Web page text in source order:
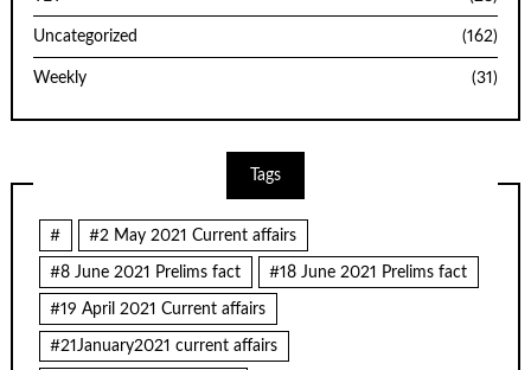
Uncategorized (162)
Weekly (31)
Tags
# #2 May 2021 Current affairs
#8 June 2021 Prelims fact #18 June 2021 Prelims fact
#19 April 2021 Current affairs
#21January2021 current affairs